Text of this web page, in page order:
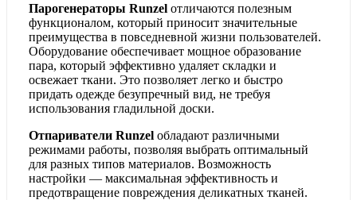
Парогенераторы Runzel отличаются полезным
функционалом, который приносит значительные
преимущества в повседневной жизни пользователей.
Оборудование обеспечивает мощное образование
пара, который эффективно удаляет складки и
освежает ткани. Это позволяет легко и быстро
придать одежде безупречный вид, не требуя
использования гладильной доски.
Отпариватели Runzel обладают различными
режимами работы, позволяя выбрать оптимальный
для разных типов материалов. Возможность
настройки — максимальная эффективность и
предотвращение повреждения деликатных тканей.